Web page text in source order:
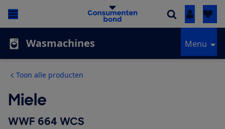
Inloggen
Wasmachines Menu
Toon alle producten
Miele
WWF 664 WCS